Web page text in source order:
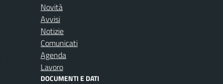
Novità
Avvisi
Notizie
Comunicati
Agenda
Lavoro
DOCUMENTI E DATI